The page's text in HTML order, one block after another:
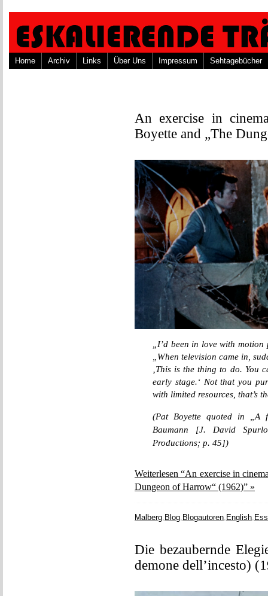
Home Archiv Links Über Uns Impressum Sehtagebücher
An exercise in
Boyette and „The
„I’d been in love with
„When television came in,
‚This is the thing to do. You
early stage.‘ Not that you
with limited resources, that’s
(Pat Boyette quoted in „A
Baumann [J. David
Productions; p. 45])
Weiterlesen “An exercise in
Dungeon of Harrow“ (1962)” »
Malberg, Blog, Blogautoren, English,
Die bezaubernde
demone dell’incesto)